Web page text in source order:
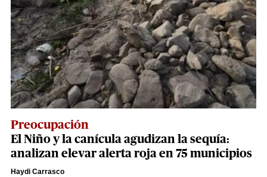
Preocupación
El Niño y la canícula agudizan la sequía:
analizan elevar alerta roja en 75 municipios
Haydi Carrasco